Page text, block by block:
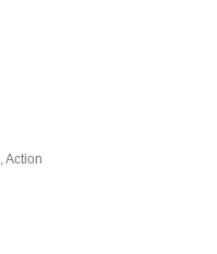
,Action